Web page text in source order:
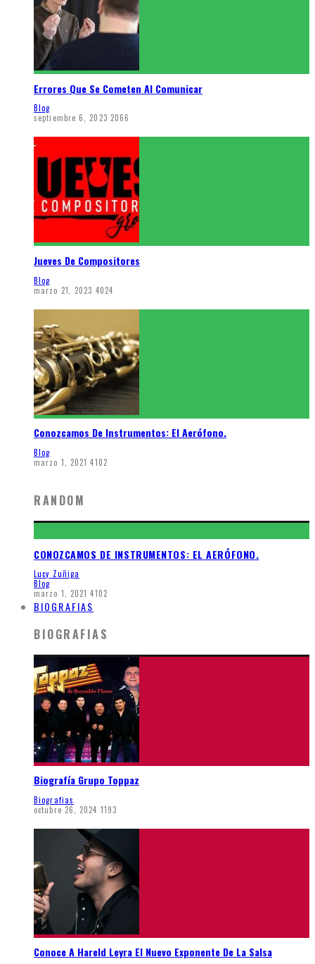
Errores Que Se Cometen Al Comunicar
Blog
septiembre 6, 2023 2066
Jueves De Compositores
Blog
marzo 21, 2023 4024
Conozcamos De Instrumentos: El Aerófono.
Blog
marzo 1, 2021 4102
RANDOM
CONOZCAMOS DE INSTRUMENTOS: EL AERÓFONO.
Lucy Zuñiga
Blog
marzo 1, 2021 4102
BIOGRAFIAS
BIOGRAFIAS
Biografía Grupo Toppaz
Biografias
octubre 26, 2024 1193
Conoce A Hareld Leyra El Nuevo Exponente De La Salsa